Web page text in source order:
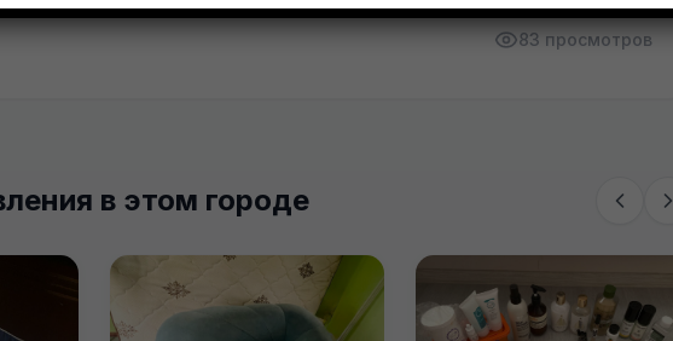
83 просмотров
в этом городе